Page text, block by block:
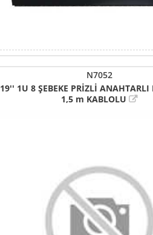
N7052
19'' 1U 8 ŞEBEKE PRİZLİ ANAHTARLI
1,5 m KABLOLU